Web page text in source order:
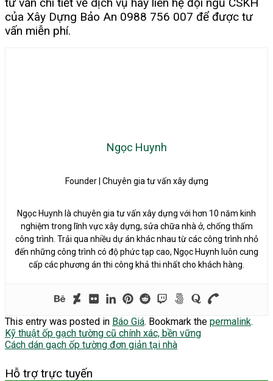
tư vấn chi tiết về dịch vụ hãy liên hệ đội ngũ CSKH
của Xây Dựng Bảo An 0988 756 007 để được tư
vấn miễn phí.
Ngọc Huynh
Founder | Chuyên gia tư vấn xây dựng
Ngọc Huynh là chuyên gia tư vấn xây dựng với hơn 10 năm kinh
nghiệm trong lĩnh vực xây dựng, sửa chữa nhà ở, chống thấm
công trình. Trải qua nhiều dự án khác nhau từ các công trình nhỏ
đến những công trình có độ phức tạp cao, Ngọc Huynh luôn cung
cấp các phương án thi công khả thi nhất cho khách hàng.
This entry was posted in Báo Giá. Bookmark the permalink.
Kỹ thuật ốp gạch tường cũ chính xác, bền vững
Cách dán gạch ốp tường đơn giản tại nhà
Hỗ trợ trực tuyến